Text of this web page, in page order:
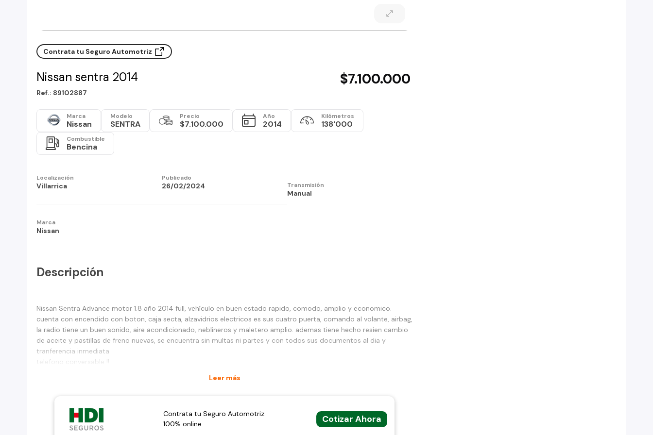
Contrata tu Seguro Automotriz
Nissan sentra 2014 $7.100.000
Ref.: 89102887
Marca
Nissan
Modelo
SENTRA
Precio
$7.100.000
Año
2014
Kilómetros
138'000
Combustible
Bencina
Localización
Villarrica
Publicado
26/02/2024 Transmisión
Manual
Marca
Nissan
Descripción
Nissan Sentra Advance motor 1.8 año 2014 full, vehículo en buen estado rapido, comodo, amplio y economico.
cuenta con encendido con boton, caja secta, alzavidrios electricos es sus cuatro puerta, comando al volante, airbag,
la radio tiene un buen sonido, aire acondicionado, neblineros y maletero amplio. ademas tiene hecho resien cambio
de aceite y pastillas de freno nuevas, se encuentra sin multas ni partes y con todos sus documentos al dia y
tranferencia inmediata
telefono conversable !!
Leer más
Contrata tu Seguro Automotriz
100% online
Cotizar Ahora